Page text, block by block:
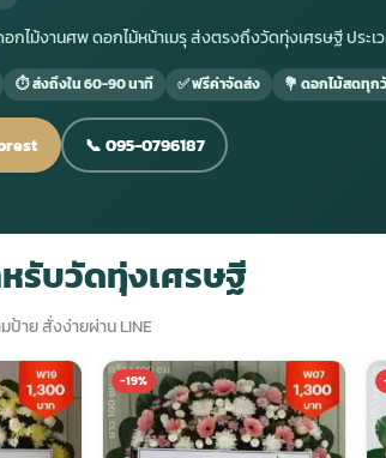
ไม้งานศพ ดอกไม้หน้าเมรุ ส่งตรงถึงวัดทุ่งเศรษฐี ประเ
⏱ ส่งถึงใน 60-90 นาที ✅ ฟรีค่าจัดส่ง 💐 ดอกไม้สดทุก
📞 095-0796187
รับวัดทุ่งเศรษฐี
าย สั่งง่ายผ่าน LINE
-19%